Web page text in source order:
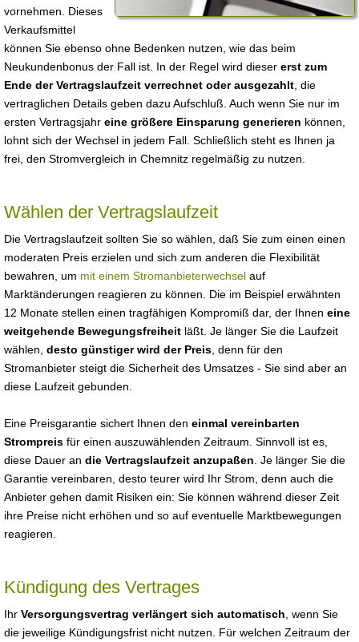
vornehmen. Dieses
Verkaufsmittel
können Sie ebenso ohne Bedenken nutzen, wie das beim
Neukundenbonus der Fall ist. In der Regel wird dieser erst zum
Ende der Vertragslaufzeit verrechnet oder ausgezahlt , die
vertraglichen Details geben dazu Aufschluß. Auch wenn Sie nur im
ersten Vertragsjahr eine größere Einsparung generieren können,
lohnt sich der Wechsel in jedem Fall. Schließlich steht es Ihnen ja
frei, den Stromvergleich in Chemnitz regelmäßig zu nutzen.
Wählen der Vertragslaufzeit
Die Vertragslaufzeit sollten Sie so wählen, daß Sie zum einen einen
moderaten Preis erzielen und sich zum anderen die Flexibilität
bewahren, um mit einem Stromanbieterwechsel auf
Marktänderungen reagieren zu können. Die im Beispiel erwähnten
12 Monate stellen einen tragfähigen Kompromiß dar, der Ihnen eine
weitgehende Bewegungsfreiheit läßt. Je länger Sie die Laufzeit
wählen, desto günstiger wird der Preis , denn für den
Stromanbieter steigt die Sicherheit des Umsatzes - Sie sind aber an
diese Laufzeit gebunden.
Eine Preisgarantie sichert Ihnen den einmal vereinbarten
Strompreis für einen auszuwählenden Zeitraum. Sinnvoll ist es,
diese Dauer an die Vertragslaufzeit anzupaßen . Je länger Sie die
Garantie vereinbaren, desto teurer wird Ihr Strom, denn auch die
Anbieter gehen damit Risiken ein: Sie können während dieser Zeit
ihre Preise nicht erhöhen und so auf eventuelle Marktbewegungen
reagieren.
Kündigung des Vertrages
Ihr Versorgungsvertrag verlängert sich automatisch , wenn Sie
die jeweilige Kündigungsfrist nicht nutzen. Für welchen Zeitraum der